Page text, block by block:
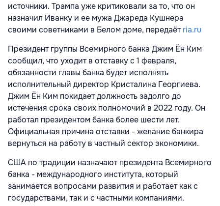
источники. Трампа уже критиковали за то, что он
назначил Иванку и ее мужа Джареда Кушнера
своими советниками в Белом доме, передаётria.ru
Президент группы Всемирного банка Джим Ён Ким
сообщил, что уходит в отставку с 1 февраля,
обязанности главы банка будет исполнять
исполнительный директор Кристалина Георгиева.
Джим Ён Ким покидает должность задолго до
истечения срока своих полномочий в 2022 году. Он
работал президентом банка более шести лет.
Официальная причина отставки - желание банкира
вернуться на работу в частный сектор экономики.
США по традиции назначают президента Всемирного
банка - международного института, который
занимается вопросами развития и работает как с
государствами, так и с частными компаниями.